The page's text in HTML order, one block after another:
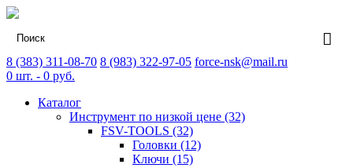
8 (383) 311-08-70 8 (983) 322-97-05 force-nsk@mail.ru
0 шт. - 0 руб.
Каталог
Инструмент по низкой цене (32)
FSV-TOOLS (32)
Головки (12)
Ключи (15)